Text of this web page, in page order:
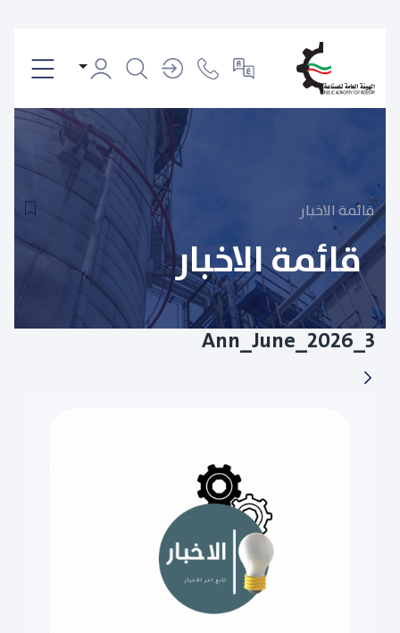
قائمة الاخبار
قائمة الاخبار
Ann_June_2026_3